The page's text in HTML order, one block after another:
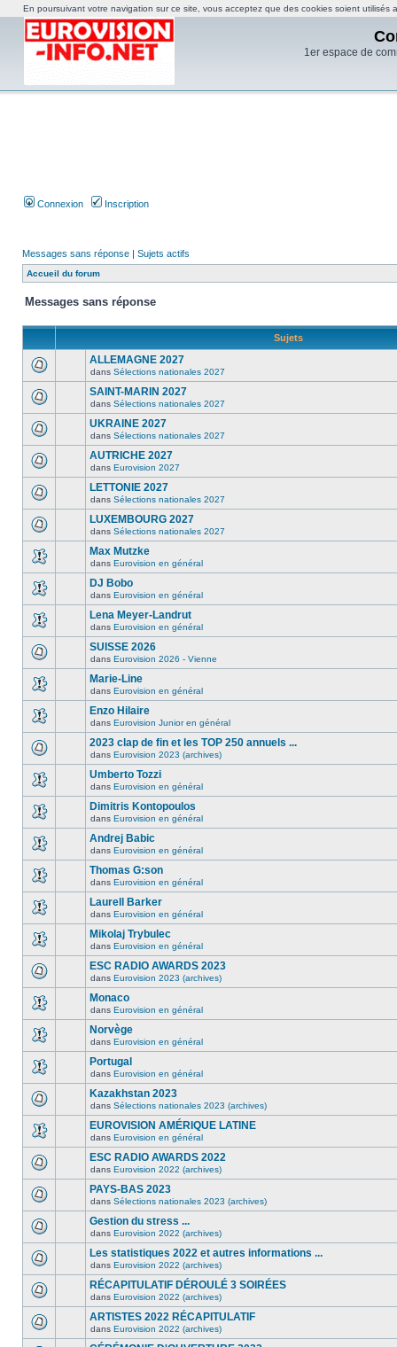
1er espace de
Connexion Inscription
Messages sans réponse | Sujets actifs
Accueil du forum
Messages sans réponse
Sujets
ALLEMAGNE 2027
dans Sélections nationales 2027
SAINT-MARIN 2027
dans Sélections nationales 2027
UKRAINE 2027
dans Sélections nationales 2027
AUTRICHE 2027
dans Eurovision 2027
LETTONIE 2027
dans Sélections nationales 2027
LUXEMBOURG 2027
dans Sélections nationales 2027
Max Mutzke
dans Eurovision en général
DJ Bobo
dans Eurovision en général
Lena Meyer-Landrut
dans Eurovision en général
SUISSE 2026
dans Eurovision 2026 - Vienne
Marie-Line
dans Eurovision en général
Enzo Hilaire
dans Eurovision Junior en général
2023 clap de fin et les TOP 250 annuels ...
dans Eurovision 2023 (archives)
Umberto Tozzi
dans Eurovision en général
Dimitris Kontopoulos
dans Eurovision en général
Andrej Babic
dans Eurovision en général
Thomas G:son
dans Eurovision en général
Laurell Barker
dans Eurovision en général
Mikolaj Trybulec
dans Eurovision en général
ESC RADIO AWARDS 2023
dans Eurovision 2023 (archives)
Monaco
dans Eurovision en général
Norvège
dans Eurovision en général
Portugal
dans Eurovision en général
Kazakhstan 2023
dans Sélections nationales 2023 (archives)
EUROVISION AMÉRIQUE LATINE
dans Eurovision en général
ESC RADIO AWARDS 2022
dans Eurovision 2022 (archives)
PAYS-BAS 2023
dans Sélections nationales 2023 (archives)
Gestion du stress ...
dans Eurovision 2022 (archives)
Les statistiques 2022 et autres informations ...
dans Eurovision 2022 (archives)
RÉCAPITULATIF DÉROULÉ 3 SOIRÉES
dans Eurovision 2022 (archives)
ARTISTES 2022 RÉCAPITULATIF
dans Eurovision 2022 (archives)
En poursuivant votre navigation sur ce site, vous acceptez que des cookies soient